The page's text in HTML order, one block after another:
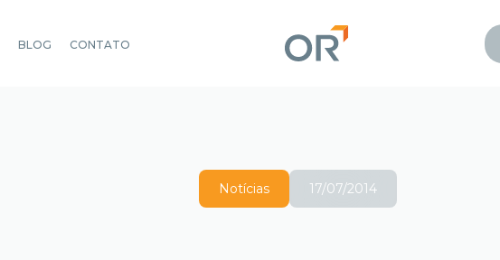
BLOG CONTATO
Notícias 17/07/2014